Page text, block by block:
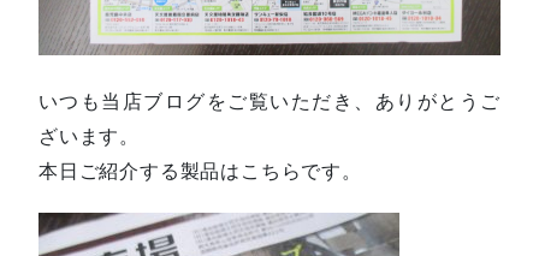
いつも当店ブログをご覧いただき、ありがとうご
ざいます。
本日ご紹介する製品はこちらです。